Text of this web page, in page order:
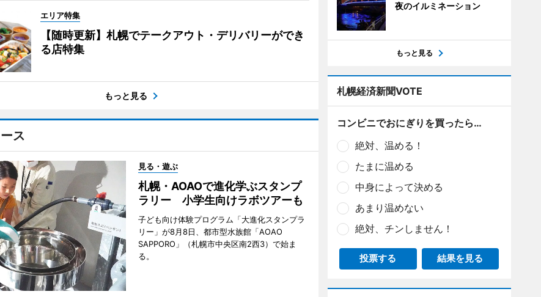
エリア特集
【随時更新】札幌でテークアウト・デリバリーができ
る店特集
もっと見る
ス
見る・遊ぶ
札幌・AOAOで進化学ぶスタンプ
ラリー 小学生向けラボツアーも
子ども向け体験プログラム「大進化スタンプラ
リー」が8月8日、都市型水族館「AOAO
SAPPORO」（札幌市中央区南2西3）で始ま
る。
夜のイルミネーション
もっと見る
札幌経済新聞VOTE
コンビニでおにぎりを買ったら…
絶対、温める！
たまに温める
中身によって決める
あまり温めない
絶対、チンしません！
投票する 結果を見る